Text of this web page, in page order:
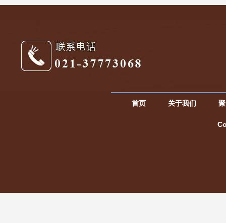
首页 关于我们